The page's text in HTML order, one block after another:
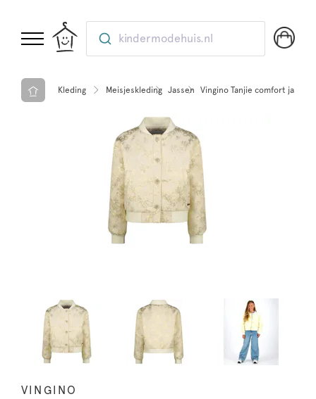
kindermodehuis.nl
Kleding Meisjeskleding Jassen Vingino Tanjie comfort jasje
VINGINO